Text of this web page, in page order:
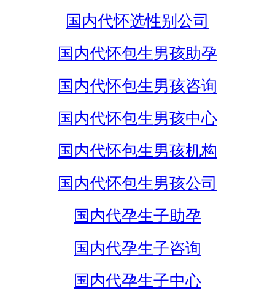
国内代怀选性别公司
国内代怀包生男孩助孕
国内代怀包生男孩咨询
国内代怀包生男孩中心
国内代怀包生男孩机构
国内代怀包生男孩公司
国内代孕生子助孕
国内代孕生子咨询
国内代孕生子中心